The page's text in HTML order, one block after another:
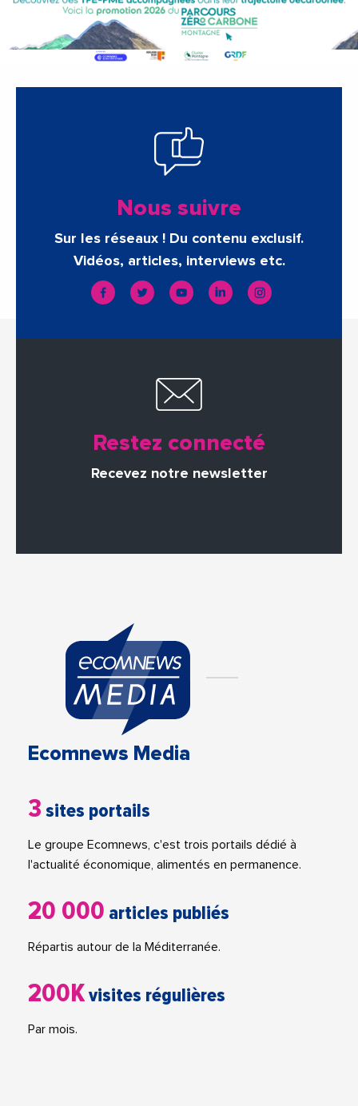
Nous suivre
Sur les réseaux ! Du contenu exclusif.
Vidéos, articles, interviews etc.
Restez connecté
Recevez notre newsletter
Ecomnews Media
3 sites portails
Le groupe Ecomnews, c'est trois portails dédié à
l'actualité économique, alimentés en permanence.
20 000 articles publiés
Répartis autour de la Méditerranée.
200Kvisites régulières
Par mois.